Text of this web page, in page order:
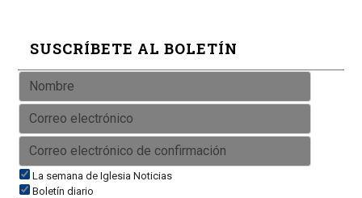
SUSCRÍBETE AL BOLETÍN
La semana de Iglesia Noticias
Boletín diario